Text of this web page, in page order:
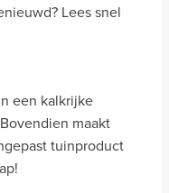
Lees snel
een kalkrijke
maakt
tuinproduct